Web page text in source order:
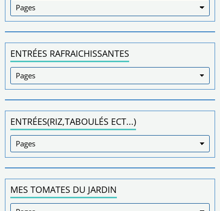
ENTRÉES RAFRAICHISSANTES
ENTRÉES(RIZ,TABOULÉS ECT...)
MES TOMATES DU JARDIN